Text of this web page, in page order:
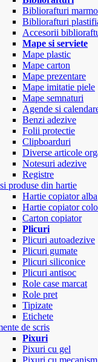
Bibliorafturi
Bibliorafturi
Accesorii
Mape si serviete
Mape plastic
Mape carton
Mape prezentare
Mape imitatie piele
Mape semnaturi
Agende si
Benzi adezive
Folii protectie
Clipboarduri
Diverse articole
Notesuri adezive
Registre
produse din hartie
Hartie copiator alba
Hartie copiator
Carton copiator
Plicuri
Plicuri autoadezive
Plicuri gumate
Plicuri siliconice
Plicuri antisoc
Role case marcat
Role pret
Tipizate
Etichete
de scris
Pixuri
Pixuri cu gel
Pixuri cu mecanism